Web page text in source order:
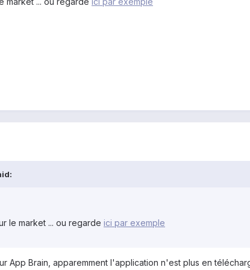
le market ... ou regarde ici par exemple
App Brain, apparemment l'application n'est plus en